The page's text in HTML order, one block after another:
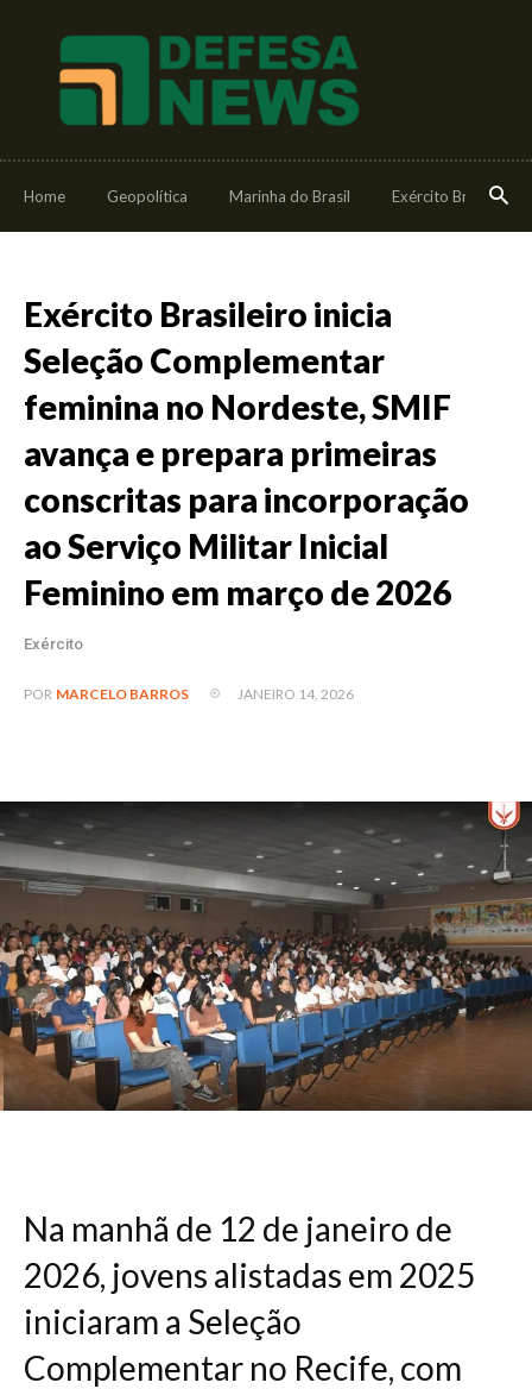
Home Geopolítica Marinha do Brasil Exército Brasileiro
Exército Brasileiro inicia
Seleção Complementar
feminina no Nordeste, SMIF
avança e prepara primeiras
conscritas para incorporação
ao Serviço Militar Inicial
Feminino em março de 2026
Exército
POR MARCELO BARROS JANEIRO 14, 2026
Na manhã de 12 de janeiro de
2026, jovens alistadas em 2025
iniciaram a Seleção
Complementar no Recife, com